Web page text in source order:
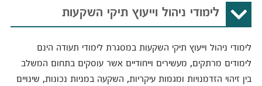
לימודי ניהול וייעוץ תיקי השקעות
לימודי ניהול וייעוץ תיקי השקעות במסגרת לימודי תעודה הינם
לימודים מרתקים, מעשירים וייחודיים אשר עוסקים בתחום המשלב
בין זיהוי הזדמנויות ומגמות עיקריות, השקעה במניות נכונות, שינויים